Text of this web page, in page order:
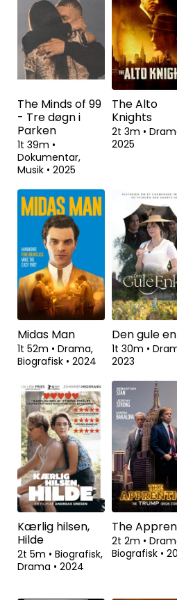
The Minds of 99
- Tre døgn i
Parken
1t 39m •
Dokumentar,
Musik • 2025
The Alto
Knights
2t 3m •
2025
Midas Man
1t 52m • Drama,
Biografisk • 2024
Den gule
1t 30m •
2023
Kærlig hilsen,
Hilde
2t 5m • Biografisk,
Drama • 2024
The
2t 2m •
Biografisk •